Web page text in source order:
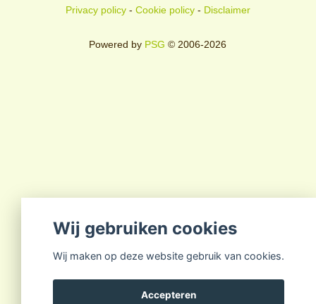
Privacy policy- Cookie policy- Disclaimer
Powered by PSG © 2006-2026
Wij gebruiken cookies
Wij maken op deze website gebruik van cookies.
Accepteren